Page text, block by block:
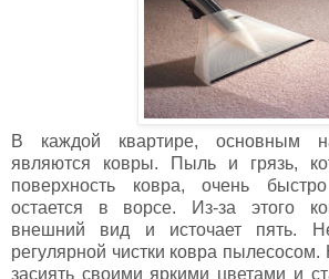
В каждой квартире, основным
являются ковры. Пыль и грязь,
поверхность ковра, очень
остается в ворсе. Из-за этого
внешний вид и источает пять.
регулярной чистки ковра
засиять своими яркими цветами и